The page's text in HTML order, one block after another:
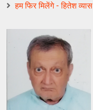
हम फिर मिलेंगे - हितेश व्यास